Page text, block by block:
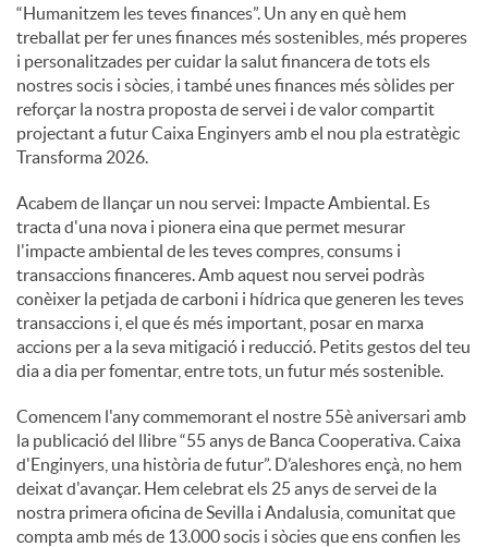
t
i
n
g
u
t
s
“Humanitzem les teves finances”. Un any en què hem
treballat per fer unes finances més sostenibles, més properes
i personalitzades per cuidar la salut financera de tots els
nostres socis i sòcies, i també unes finances més sòlides per
reforçar la nostra proposta de servei i de valor compartit
projectant a futur Caixa Enginyers amb el nou pla estratègic
Transforma 2026.
Acabem de llançar un nou servei: Impacte Ambiental. Es
tracta d'una nova i pionera eina que permet mesurar
l'impacte ambiental de les teves compres, consums i
transaccions financeres. Amb aquest nou servei podràs
conèixer la petjada de carboni i hídrica que generen les teves
transaccions i, el que és més important, posar en marxa
accions per a la seva mitigació i reducció. Petits gestos del teu
dia a dia per fomentar, entre tots, un futur més sostenible.
Comencem l'any commemorant el nostre 55è aniversari amb
la publicació del llibre “55 anys de Banca Cooperativa. Caixa
d'Enginyers, una història de futur”. D’aleshores ençà, no hem
deixat d'avançar. Hem celebrat els 25 anys de servei de la
nostra primera oficina de Sevilla i Andalusia, comunitat que
compta amb més de 13.000 socis i sòcies que ens confien les